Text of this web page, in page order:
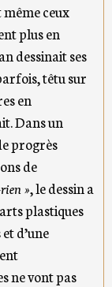
ceux
plus en
dessinait ses
têtu sur
en
Dans un
progrès
de
», le dessin a
plastiques
d’une
ne vont pas